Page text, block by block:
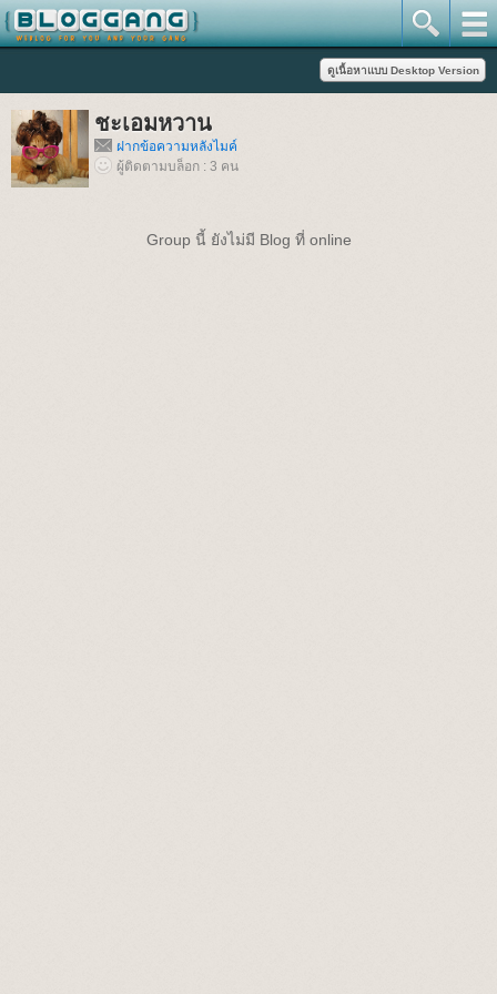
ชะเอมหวาน
ฝากข้อความหลังไมค์
ผู้ติดตามบล็อก : 3 คน
Group นี้ ยังไม่มี Blog ที่ online